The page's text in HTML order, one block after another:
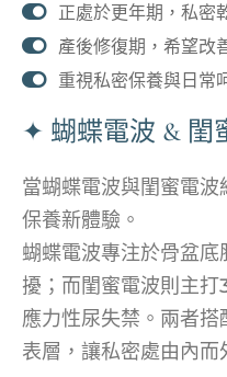
正處於更年期，私密
產後修復期，希望改
重視私密保養與日常
✦ 蝴蝶電波 & 閨
當蝴蝶電波與閨蜜電波
保養新體驗。
蝴蝶電波專注於骨盆底
擾；而閨蜜電波則主
應力性尿失禁。兩者
表層，讓私密處由內而